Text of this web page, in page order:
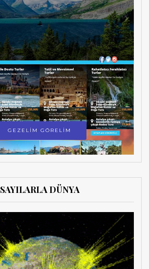
GEZELİM GÖRELİM
SAYILARLA DÜNYA